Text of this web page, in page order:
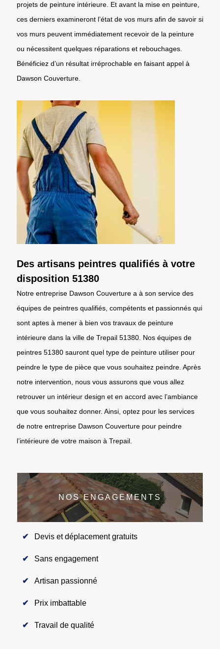
projets de peinture intérieure. Et avant la mise en peinture,
ces derniers examineront l’état de vos murs afin de savoir si
vos murs peuvent immédiatement recevoir de la peinture
ou nécessitent quelques réparations et rebouchages.
Bénéficiez d’un résultat irréprochable en faisant appel à
Dawson Couverture.
Des artisans peintres qualifiés à votre
disposition 51380
Notre entreprise Dawson Couverture a à son service des
équipes de peintres qualifiés, compétents et passionnés qui
sont aptes à mener à bien vos travaux de peinture
intérieure dans la ville de Trepail 51380. Nos équipes de
peintres 51380 sauront quel type de peinture utiliser pour
peindre le type de pièce que vous souhaitez peindre. Après
notre intervention, nous vous assurons que vous allez
retrouver un intérieur design et en accord avec l’ambiance
que vous souhaitez donner. Ainsi, optez pour les services
de notre entreprise Dawson Couverture pour peindre
l’intérieure de votre maison à Trepail.
NOS ENGAGEMENTS
Devis et déplacement gratuits
Sans engagement
Artisan passionné
Prix imbattable
Travail de qualité